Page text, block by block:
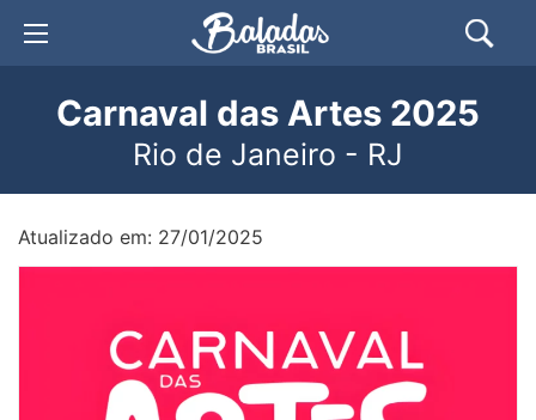
Carnaval das Artes 2025
Rio de Janeiro - RJ
Atualizado em: 27/01/2025